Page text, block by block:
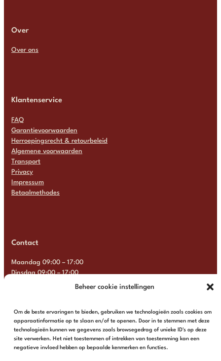
Beheer cookie instellingen
Om de beste ervaringen te bieden, gebruiken we technologieën zoals cookies om
apparaatinformatie op te slaan en/of te openen. Door in te stemmen met deze
technologieën kunnen we gegevens zoals browsegedrag of unieke ID's op deze
site verwerken. Het niet toestemmen of intrekken van toestemming kan een
negatieve invloed hebben op bepaalde kenmerken en functies.
Over
Over ons
Klantenservice
FAQ
Garantievoorwaarden
Herroepingsrecht & retourbeleid
Algemene voorwaarden
Transport
Privacy
Impressum
Betaalmethodes
Contact
Maandag 09:00 – 17:00
Dinsdag 09:00 – 17:00
Woensdag 09:00 – 17:00
Zaterdag Gesloten
Zondag Gesloten
+31 6 13 57 92 22 info@multimosaics.com